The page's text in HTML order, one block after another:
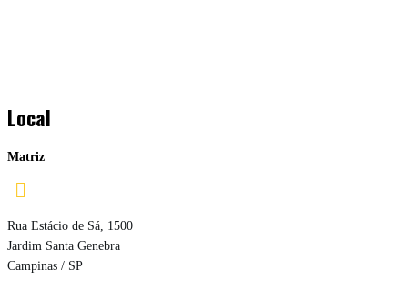
Local
Matriz

Rua Estácio de Sá, 1500
Jardim Santa Genebra
Campinas / SP